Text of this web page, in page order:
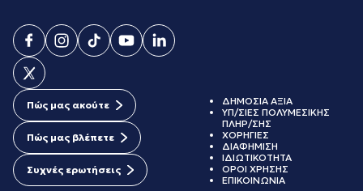
Πώς μας ακούτε
Πώς μας βλέπετε
Συχνές ερωτήσεις
ΔΗΜΟΣΙΑ ΑΞΙΑ
ΥΠ/ΣΙΕΣ ΠΟΛΥΜΕΣΙΚΗΣ
ΠΛΗΡ/ΣΗΣ
ΧΟΡΗΓΙΕΣ
ΔΙΑΦΗΜΙΣΗ
ΙΔΙΩΤΙΚΟΤΗΤΑ
ΟΡΟΙ ΧΡΗΣΗΣ
ΕΠΙΚΟΙΝΩΝΙΑ